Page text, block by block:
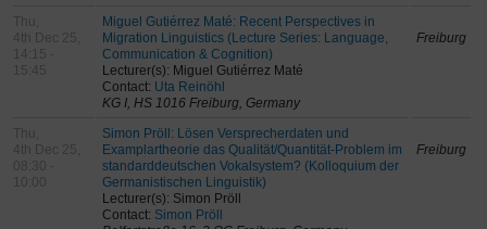
Thu,
4th Dec 25,
14:15 -
15:45
Miguel Gutiérrez Maté: Recent Perspectives in
Migration Linguistics (Lecture Series: Language,
Communication & Cognition)
Lecturer(s): Miguel Gutiérrez Maté
Contact: Uta Reinöhl
KG I, HS 1016 Freiburg, Germany
Freiburg
Thu,
4th Dec 25,
08:30 -
Simon Pröll: Lösen Versprecherdaten und
Examplartheorie das Qualität/Quantität-Problem im
standarddeutschen Vokalsystem? (Kolloquium der
Germanistischen Linguistik)
Lecturer(s): Simon Pröll
Contact: Simon Pröll
Freiburg